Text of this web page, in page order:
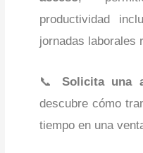
productividad
jornadas laborales
📞Solicita una
descubre cómo
tiempo en una